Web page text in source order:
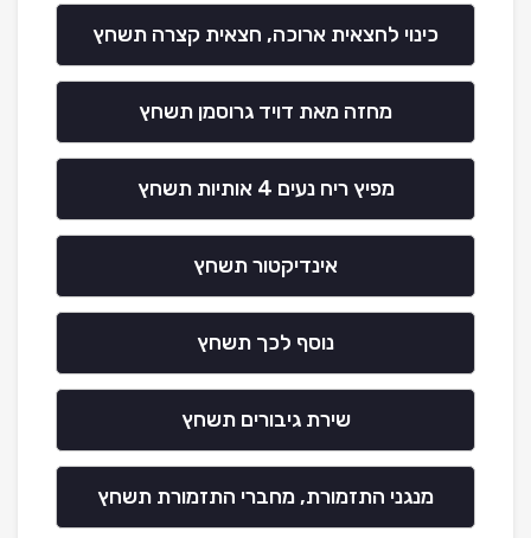
כינוי לחצאית ארוכה, חצאית קצרה תשחץ
מחזה מאת דויד גרוסמן תשחץ
מפיץ ריח נעים 4 אותיות תשחץ
אינדיקטור תשחץ
נוסף לכך תשחץ
שירת גיבורים תשחץ
מנגני התזמורת, מחברי התזמורת תשחץ